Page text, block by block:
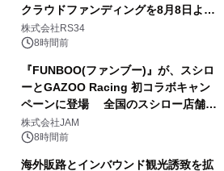
クラウドファンディングを8月8日より
開始
株式会社RS34
8時間前
『FUNBOO(ファンブー)』が、スシロ
ーとGAZOO Racing 初コラボキャン
ペーンに登場 全国のスシロー店舗で
GR 4車種の FUNBOO(ミニカー)付き
メニューが展開されます
株式会社JAM
8時間前
海外販路とインバウンド観光誘致を拡